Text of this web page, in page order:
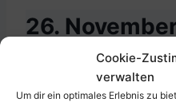
Cookie-
verwalten
Um dir ein optimales Erlebnis zu
26.
-18:00